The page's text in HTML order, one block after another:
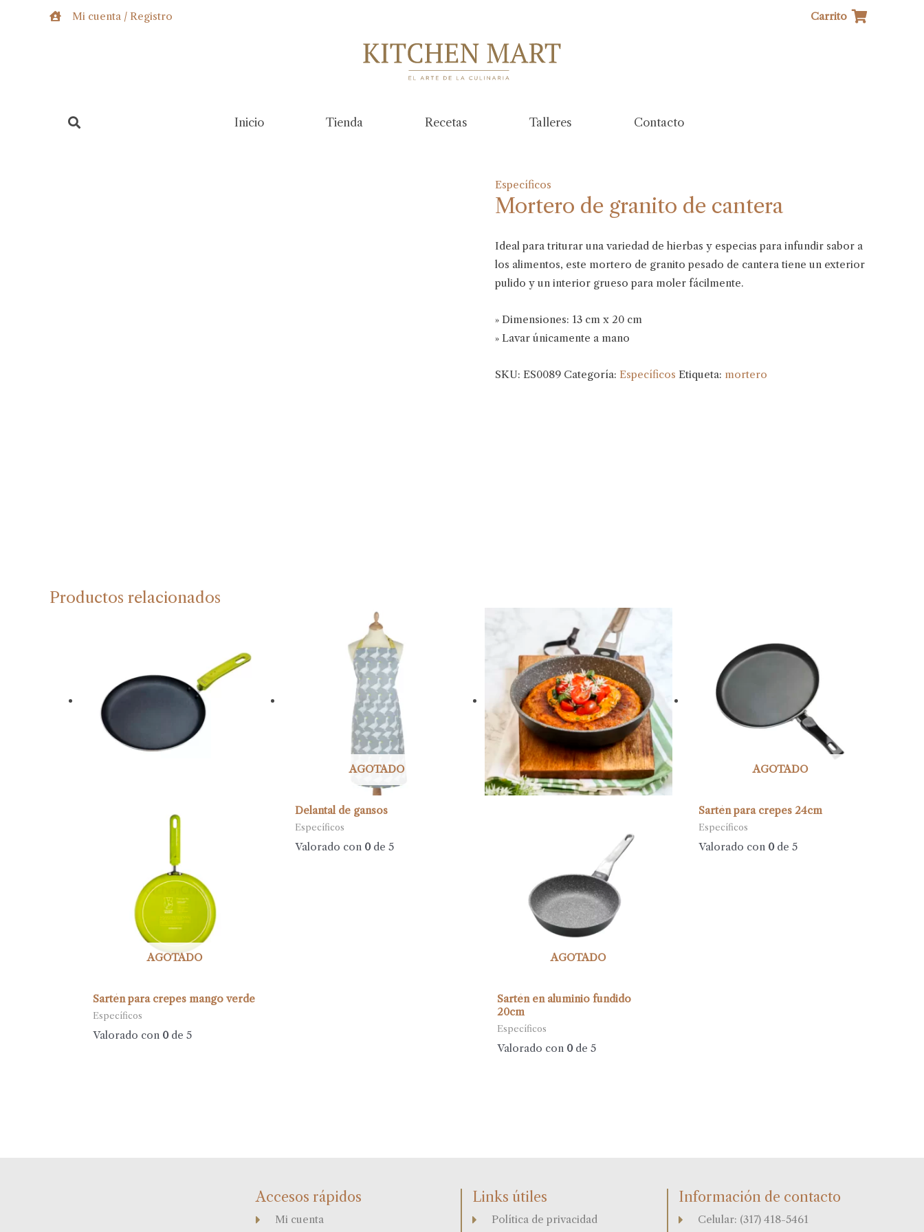
Mi cuenta / Registro Carrito
Inicio Tienda Recetas Talleres Contacto
Específicos
Mortero de granito de cantera
Ideal para triturar una variedad de hierbas y especias para infundir sabor a
los alimentos, este mortero de granito pesado de cantera tiene un exterior
pulido y un interior grueso para moler fácilmente.
» Dimensiones: 13 cm x 20 cm
» Lavar únicamente a mano
SKU: ES0089 Categoría: Específicos Etiqueta: mortero
Productos relacionados
AGOTADO
Sartén para crepes mango verde
Específicos
Valorado con 0de 5
AGOTADO
Delantal de gansos
Específicos
Valorado con 0de 5
AGOTADO
Sartén en aluminio fundido
20cm
Específicos
Valorado con 0de 5
AGOTADO
Sartén para crepes 24cm
Específicos
Valorado con 0de 5
Accesos rápidos
Mi cuenta
Links útiles
Política de privacidad
Información de contacto
Celular: (317) 418-5461